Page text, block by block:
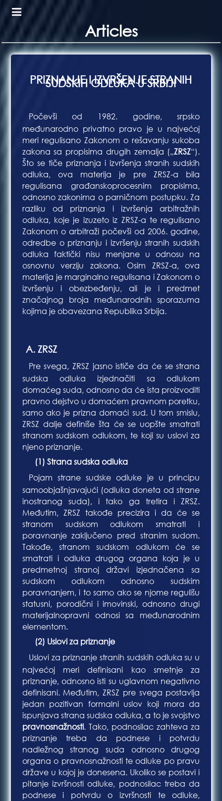
Articles
PRIZNANJE I IZVRŠENJE STRANIH
SUDSKIH ODLUKA U SRBIJI
Počevši od 1982. godine, srpsko
međunarodno privatno pravo je u najvećoj
meri regulisano Zakonom o rešavanju sukoba
zakona sa propisima drugih zemalja („ZRSZ“).
Što se tiče priznanja i izvršenja stranih sudskih
odluka, ova materija je pre ZRSZ-a bila
regulisana građanskoprocesnim propisima,
odnosno zakonima o parničnom postupku. Za
razliku od priznanja i izvršenja arbitražnih
odluka, koje je izuzeto iz ZRSZ-a te regulisano
Zakonom o arbitraži počevši od 2006. godine,
odredbe o priznanju i izvršenju stranih sudskih
odluka faktički nisu menjane u odnosu na
osnovnu verziju zakona. Osim ZRSZ-a, ova
materija je marginalno regulisana i Zakonom o
izvršenju i obezbeđenju, ali je i predmet
značajnog broja međunarodnih sporazuma
kojima je obavezana Republika Srbija.
A. ZRSZ
Pre svega, ZRSZ jasno ističe da će se strana
sudska odluka izjednačiti sa odlukom
domaćeg suda, odnosno da će ista proizvoditi
pravno dejstvo u domaćem pravnom poretku,
samo ako je prizna domaći sud. U tom smislu,
ZRSZ dalje definiše šta će se uopšte smatrati
stranom sudskom odlukom, te koji su uslovi za
njeno priznanje.
(1) Strana sudska odluka
Pojam strane sudske odluke je u principu
samoobjašnjavajući (odluka doneta od strane
inostranog suda), i tako ga tretira i ZRSZ.
Međutim, ZRSZ takođe precizira i da će se
stranom sudskom odlukom smatrati i
poravnanje zaključeno pred stranim sudom.
Takođe, stranom sudskom odlukom će se
smatrati i odluka drugog organa koja je u
predmetnoj stranoj državi izjednačena sa
sudskom odlukom odnosno sudskim
poravnanjem, i to samo ako se njome regulišu
statusni, porodični i imovinski, odnosno drugi
materijalnopravni odnosi sa međunarodnim
elementom.
(2) Uslovi za priznanje
Uslovi za priznanje stranih sudskih odluka su u
najvećoj meri definisani kao smetnje za
priznanje, odnosno isti su uglavnom negativno
definisani. Međutim, ZRSZ pre svega postavlja
jedan pozitivan formalni uslov koji mora da
ispunjava strana sudska odluka, a to je svojstvo
pravnosnažnosti. Tako, podnosilac zahteva za
priznanje treba da podnese i potvrdu
nadležnog stranog suda odnosno drugog
organa o pravnosnažnosti te odluke po pravu
države u kojoj je donesena. Ukoliko se postavi i
pitanje izvršnosti odluke, podnosilac treba da
podnese i potvrdu o izvršnosti te odluke,